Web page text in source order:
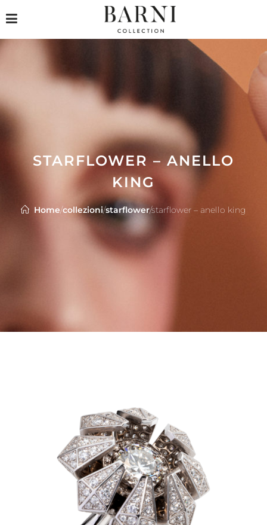
STARFLOWER – ANELLO
KING
Home/collezioni/starflower/starflower – anello king